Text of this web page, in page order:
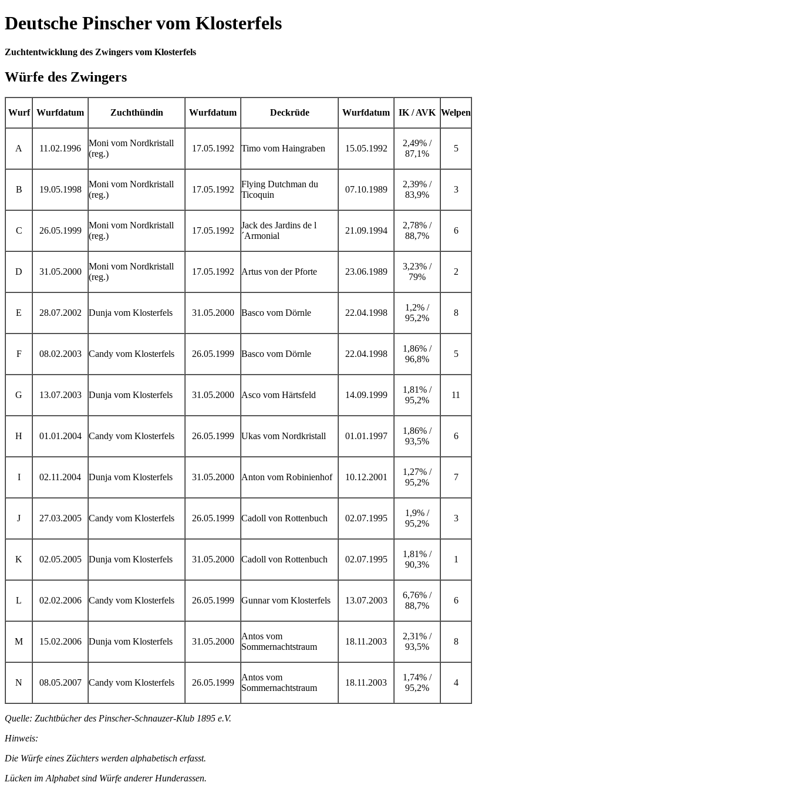
Deutsche Pinscher vom Klosterfels
Zuchtentwicklung des Zwingers vom Klosterfels
Würfe des Zwingers
Wurf Wurfdatum Zuchthündin Wurfdatum Deckrüde Wurfdatum IK / AVK Welpen
A 11.02.1996
Moni vom Nordkristall
(reg.)
17.05.1992 Timo vom Haingraben 15.05.1992
2,49% /
87,1%
5
B 19.05.1998
Moni vom Nordkristall
(reg.)
17.05.1992
Flying Dutchman du
Ticoquin
07.10.1989
2,39% /
83,9%
3
C 26.05.1999
Moni vom Nordkristall
(reg.)
17.05.1992
Jack des Jardins de l
´Armonial
21.09.1994
2,78% /
88,7%
6
D 31.05.2000
Moni vom Nordkristall
(reg.)
17.05.1992 Artus von der Pforte 23.06.1989
3,23% /
79%
2
E 28.07.2002 Dunja vom Klosterfels 31.05.2000 Basco vom Dörnle 22.04.1998
1,2% /
95,2%
8
F 08.02.2003 Candy vom Klosterfels 26.05.1999 Basco vom Dörnle 22.04.1998
1,86% /
96,8%
5
G 13.07.2003 Dunja vom Klosterfels 31.05.2000 Asco vom Härtsfeld 14.09.1999
1,81% /
95,2%
11
H 01.01.2004 Candy vom Klosterfels 26.05.1999 Ukas vom Nordkristall 01.01.1997
1,86% /
93,5%
6
I 02.11.2004 Dunja vom Klosterfels 31.05.2000 Anton vom Robinienhof 10.12.2001
1,27% /
95,2%
7
J 27.03.2005 Candy vom Klosterfels 26.05.1999 Cadoll von Rottenbuch 02.07.1995
1,9% /
95,2%
3
K 02.05.2005 Dunja vom Klosterfels 31.05.2000 Cadoll von Rottenbuch 02.07.1995
1,81% /
90,3%
1
L 02.02.2006 Candy vom Klosterfels 26.05.1999 Gunnar vom Klosterfels 13.07.2003
6,76% /
88,7%
6
M 15.02.2006 Dunja vom Klosterfels 31.05.2000
Antos vom
Sommernachtstraum
18.11.2003
2,31% /
93,5%
8
N 08.05.2007 Candy vom Klosterfels 26.05.1999
Antos vom
Sommernachtstraum
18.11.2003
1,74% /
95,2%
4
Quelle: Zuchtbücher des Pinscher-Schnauzer-Klub 1895 e.V.
Hinweis:
Die Würfe eines Züchters werden alphabetisch erfasst.
Lücken im Alphabet sind Würfe anderer Hunderassen.